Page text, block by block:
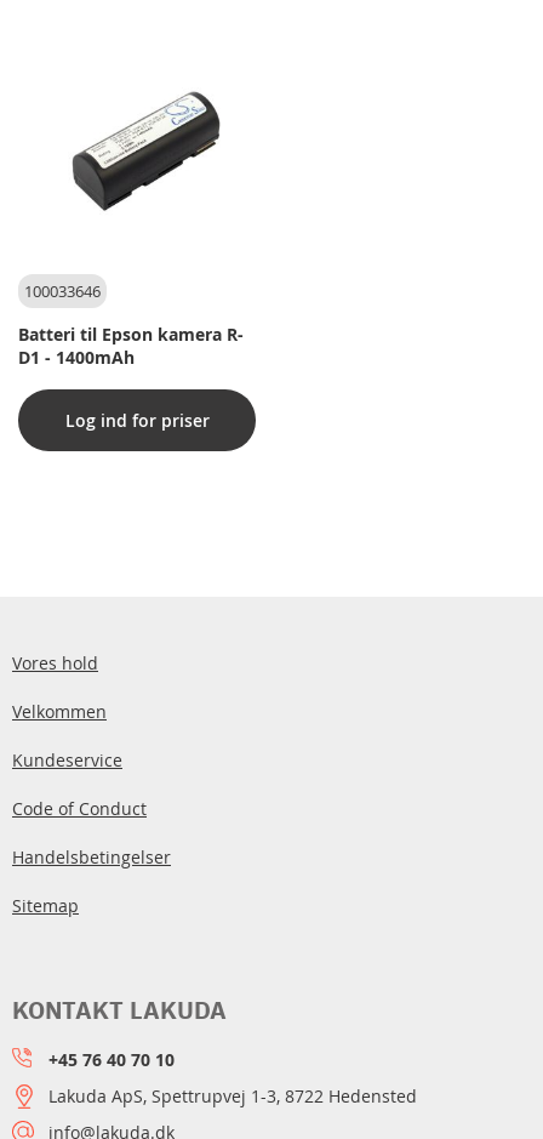
100033646
Batteri til Epson kamera R-
D1 - 1400mAh
Log ind for priser
Vores hold
Velkommen
Kundeservice
Code of Conduct
Handelsbetingelser
Sitemap
KONTAKT LAKUDA
+45 76 40 70 10
Lakuda ApS, Spettrupvej 1-3, 8722 Hedensted
info@lakuda.dk